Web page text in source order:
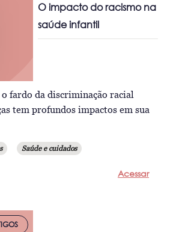
O impacto do racismo na
saúde infantil
fardo da discriminação racial
tem profundos impactos em sua
Saúde e cuidados
Acessar